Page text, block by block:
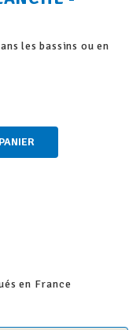
les bassins ou en
en France